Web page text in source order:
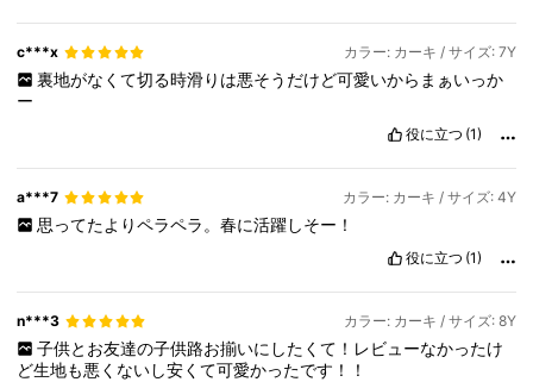
c***x カラー: カーキ / サイズ: 7Y
裏地がなくて切る時滑りは悪そうだけど可愛いからまぁいっか
ー
役に立つ (1)
a***7 カラー: カーキ / サイズ: 4Y
思ってたよりペラペラ。春に活躍しそー！
役に立つ (1)
n***3 カラー: カーキ / サイズ: 8Y
子供とお友達の子供路お揃いにしたくて！レビューなかったけ
ど生地も悪くないし安くて可愛かったです！！